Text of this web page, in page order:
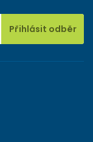
Přihlásit odběr